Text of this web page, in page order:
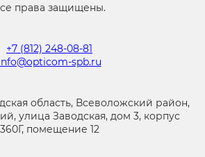
права защищены.
+7 (812) 248-08-81
spb.ru
область, Всеволожский район,
улица Заводская, дом 3, корпус
360Г, помещение 12